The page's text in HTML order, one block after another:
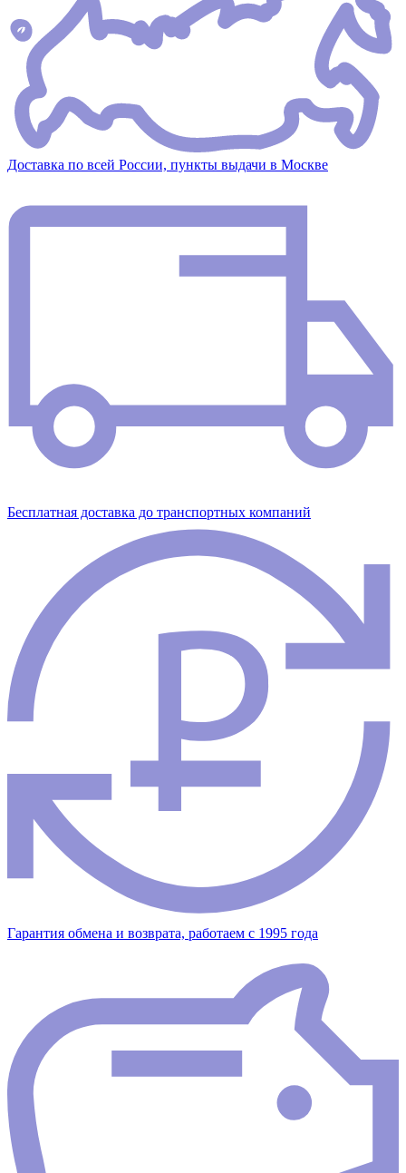
Доставка по всей России, пункты выдачи в Москве
Бесплатная доставка до транспортных компаний
Гарантия обмена и возврата, работаем с 1995 года